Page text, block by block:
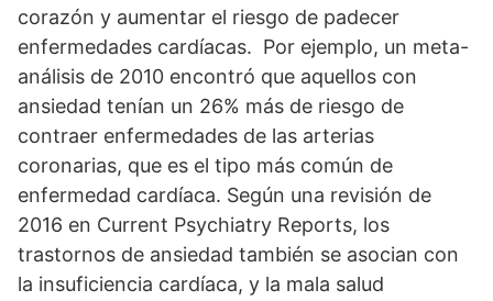
corazón y aumentar el riesgo de padecer
enfermedades cardíacas. Por ejemplo, un meta-
análisis de 2010 encontró que aquellos con
ansiedad tenían un 26% más de riesgo de
contraer enfermedades de las arterias
coronarias, que es el tipo más común de
enfermedad cardíaca. Según una revisión de
2016 en Current Psychiatry Reports, los
trastornos de ansiedad también se asocian con
la insuficiencia cardíaca, y la mala salud